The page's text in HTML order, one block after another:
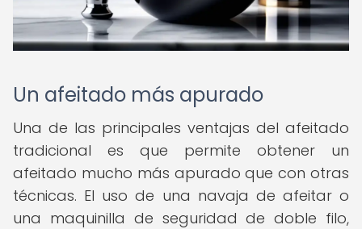
Un afeitado más apurado
Una de las principales ventajas del afeitado
tradicional es que permite obtener un
afeitado mucho más apurado que con otras
técnicas. El uso de una navaja de afeitar o
una maquinilla de seguridad de doble filo,